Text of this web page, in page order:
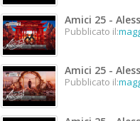
Amici 25 -
Pubblicato il:
Amici 25 -
Pubblicato il: